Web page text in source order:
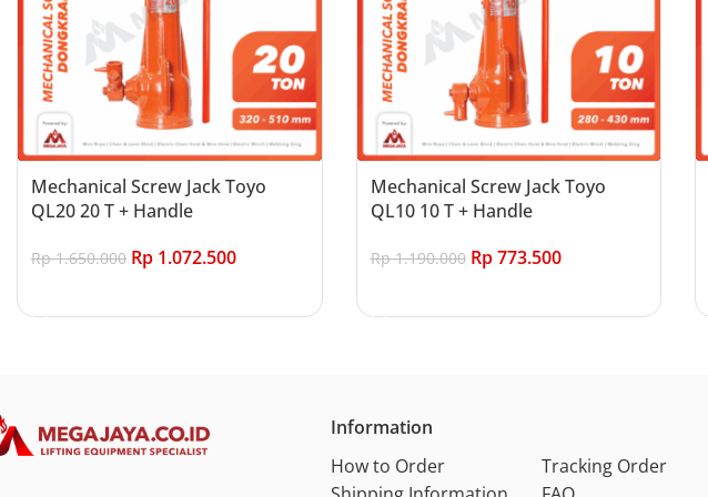
Mechanical Screw Jack Toyo
QL20 20 T + Handle
Rp1.650.000 Rp 1.072.500
Mechanical Screw Jack Toyo
QL10 10 T + Handle
Rp1.190.000 Rp773.500
Information
How to Order
Tracking Order